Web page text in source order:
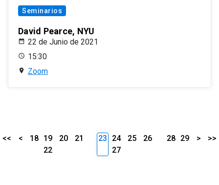
Seminarios
David Pearce, NYU
22 de Junio de 2021
15:30
Zoom
<< < 18 19 20
21
22
23 24 25
26
27
28 29 > >>